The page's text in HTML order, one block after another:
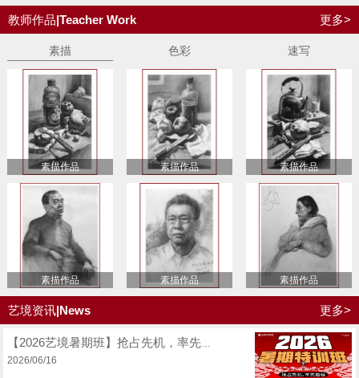
教师作品|Teacher Work 更多>
素描 色彩 速写
素描作品 素描作品 素描作品
素描作品 素描作品 素描作品
艺境资讯|News 更多>
【2026艺境暑期班】抢占先机，率先启程，艺境暑期特训班抢先报名
2026/06/16